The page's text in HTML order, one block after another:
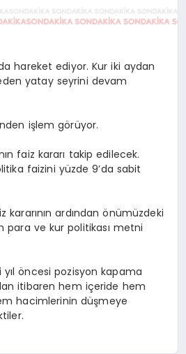
hareket ediyor. Kur iki aydan
yatay seyrini devam
işlem görüyor.
faiz kararı takip edilecek.
faizini yüzde 9’da sabit
kararının ardından önümüzdeki
para ve kur politikası metni
yıl öncesi pozisyon kapama
itibaren hem içeride hem
hacimlerinin düşmeye